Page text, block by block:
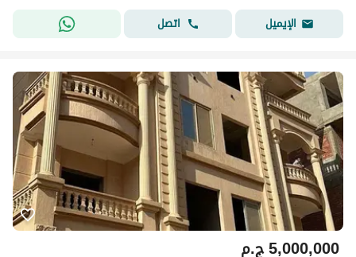
الإيميل
اتصل
ج.م5,000,000